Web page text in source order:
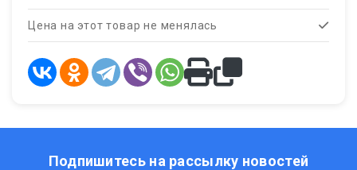
Цена на этот товар не менялась
Подпишитесь на рассылку новостей